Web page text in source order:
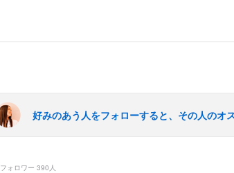
好みのあう人をフォローすると、その人のオ
フォロワー 390人